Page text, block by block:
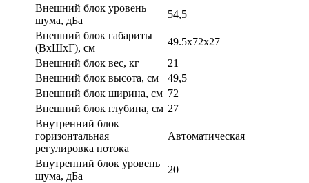
Внешний блок уровень
шума, дБа
54,5
Внешний блок габариты
(ВхШхГ), см
49.5x72x27
Внешний блок вес, кг
21
Внешний блок высота, см
49,5
Внешний блок ширина, см 72
Внешний блок глубина, см 27
Внутренний блок
горизонтальная
регулировка потока
Автоматическая
Внутренний блок уровень
шума, дБа
20